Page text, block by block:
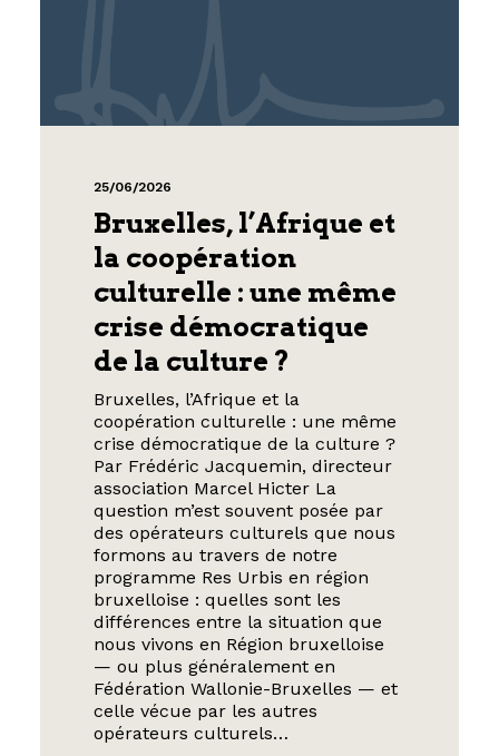
25/06/2026
Bruxelles, l’Afrique et
la coopération
culturelle : une même
crise démocratique
de la culture ?
Bruxelles, l’Afrique et la
coopération culturelle : une même
crise démocratique de la culture ?
Par Frédéric Jacquemin, directeur
association Marcel Hicter La
question m’est souvent posée par
des opérateurs culturels que nous
formons au travers de notre
programme Res Urbis en région
bruxelloise : quelles sont les
différences entre la situation que
nous vivons en Région bruxelloise
— ou plus généralement en
Fédération Wallonie-Bruxelles — et
celle vécue par les autres
opérateurs culturels…